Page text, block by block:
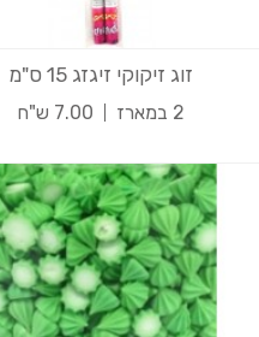
זוג זיקוקי זיגזג 15 ס"מ
2 במארז 7.00 ש"ח